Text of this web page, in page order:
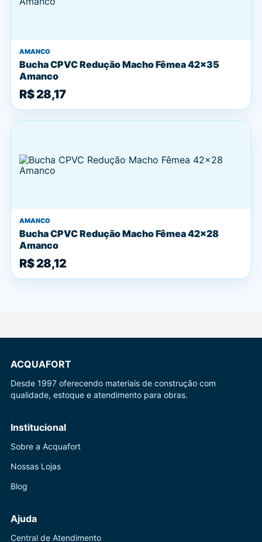
AMANCO
Bucha CPVC Redução Macho Fêmea 42x35
Amanco
R$ 28,17
AMANCO
Bucha CPVC Redução Macho Fêmea 42x28
Amanco
R$ 28,12
ACQUAFORT
Desde 1997 oferecendo materiais de construção com
qualidade, estoque e atendimento para obras.
Institucional
Sobre a Acquafort
Nossas Lojas
Blog
Ajuda
Central de Atendimento